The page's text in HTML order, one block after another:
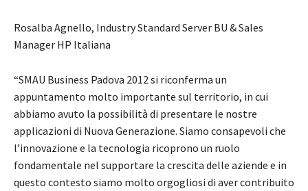
Rosalba Agnello, Industry Standard Server BU & Sales
Manager HP Italiana
“SMAU Business Padova 2012 si riconferma un
appuntamento molto importante sul territorio, in cui
abbiamo avuto la possibilità di presentare le nostre
applicazioni di Nuova Generazione. Siamo consapevoli che
l’innovazione e la tecnologia ricoprono un ruolo
fondamentale nel supportare la crescita delle aziende e in
questo contesto siamo molto orgogliosi di aver contribuito